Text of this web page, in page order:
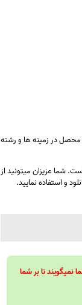
محصل در زمینه ها و رشته
شما عزیزان میتونید از
و استفاده نمایید.
واقعی و بزرگ جامعه به شما نمیگویند تا بر شما